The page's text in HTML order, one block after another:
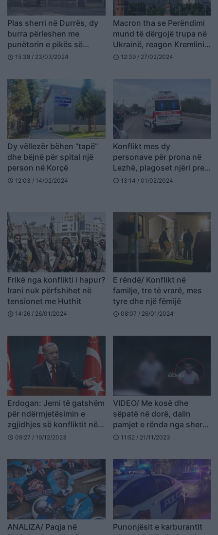
Plas sherri në Durrës, dy
burra përleshen me
punëtorin e pikës së
karburantit
schedule 15:38 / 23/03/2024
Macron tha se Perëndimi
mund të dërgojë trupa në
Ukrainë, reagon Kremlini:
Konflikti me NATO-n i
schedule 12:39 / 27/02/2024
Dy vëllezër bëhen “tapë”
dhe bëjnë për spital një
person në Korçë
schedule 12:03 / 14/02/2024
Konflikt mes dy
personave për prona në
Lezhë, plagoset njëri prej
tyre
schedule 13:14 / 01/02/2024
Frikë nga konflikti i hapur?
Irani nuk përfshihet në
tensionet me Huthit
schedule 14:26 / 26/01/2024
E rëndë/ Konflikt në
familje, tre të vrarë, mes
tyre dhe një fëmijë
schedule 08:07 / 26/01/2024
Erdogan: Jemi të gatshëm
për ndërmjetësimin e
zgjidhjes së konfliktit në
Ukrainë
schedule 09:27 / 19/12/2023
VIDEO/ Me kosë dhe
sëpatë në dorë, dalin
pamjet e rënda nga sherri
mes dy familjeve në Pukë:
schedule 11:52 / 21/11/2023
ANALIZA/ Paqja në
Punonjësit e karburantit